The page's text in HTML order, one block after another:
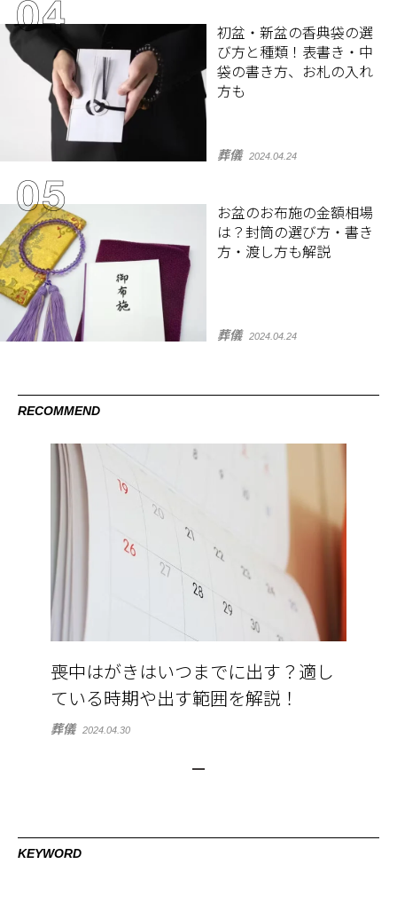
初盆・新盆の香典袋の選
び方と種類！表書き・中
袋の書き方、お札の入れ
方も
葬儀 2024.04.24
お盆のお布施の金額相場
は？封筒の選び方・書き
方・渡し方も解説
葬儀 2024.04.24
RECOMMEND
喪中はがきはいつまでに出す？適し
ている時期や出す範囲を解説！
葬儀 2024.04.30
KEYWORD